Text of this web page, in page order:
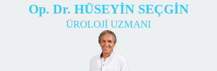
Op. Dr. HÜSEYİN SEÇGİN
ÜROLOJİ UZMANI